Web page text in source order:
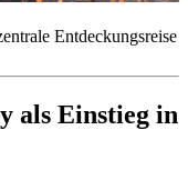
Entdeckungsreise
als Einstieg in